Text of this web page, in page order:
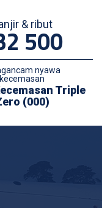
& ribut
500
nyawa
kecemasan
Triple
(000)